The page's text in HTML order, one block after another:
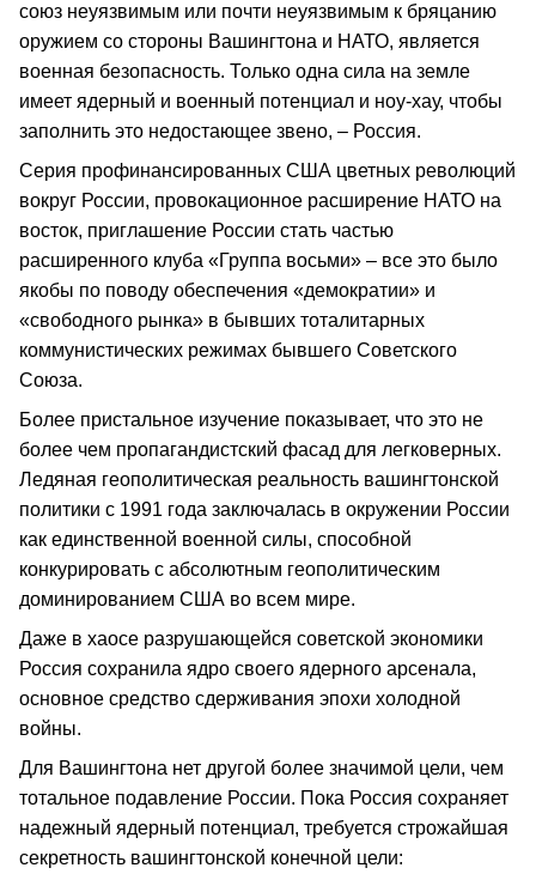
союз неуязвимым или почти неуязвимым к бряцанию
оружием со стороны Вашингтона и НАТО, является
военная безопасность. Только одна сила на земле
имеет ядерный и военный потенциал и ноу-хау, чтобы
заполнить это недостающее звено, – Россия.
Серия профинансированных США цветных революций
вокруг России, провокационное расширение НАТО на
восток, приглашение России стать частью
расширенного клуба «Группа восьми» – все это было
якобы по поводу обеспечения «демократии» и
«свободного рынка» в бывших тоталитарных
коммунистических режимах бывшего Советского
Союза.
Более пристальное изучение показывает, что это не
более чем пропагандистский фасад для легковерных.
Ледяная геополитическая реальность вашингтонской
политики с 1991 года заключалась в окружении России
как единственной военной силы, способной
конкурировать с абсолютным геополитическим
доминированием США во всем мире.
Даже в хаосе разрушающейся советской экономики
Россия сохранила ядро своего ядерного арсенала,
основное средство сдерживания эпохи холодной
войны.
Для Вашингтона нет другой более значимой цели, чем
тотальное подавление России. Пока Россия сохраняет
надежный ядерный потенциал, требуется строжайшая
секретность вашингтонской конечной цели: